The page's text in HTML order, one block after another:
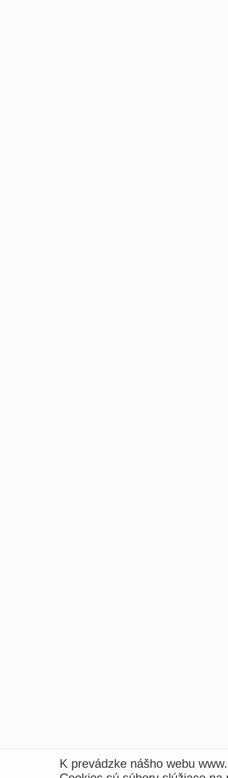
K prevádzke nášho webu